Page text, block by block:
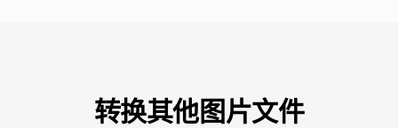
转换其他图片文件